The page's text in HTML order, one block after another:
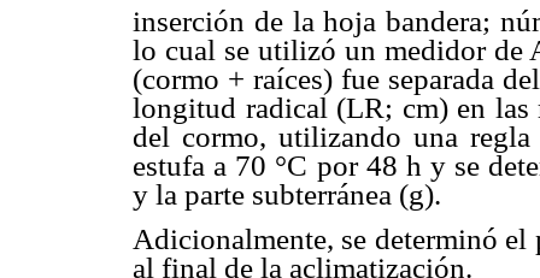
inserción de la hoja bandera;
lo cual se utilizó un medidor de
(cormo + raíces) fue separada
longitud radical (LR; cm) en las
del cormo, utilizando una regla
estufa a 70 °C por 48 h y se
y la parte subterránea (g).
Adicionalmente, se determinó el
al final de la aclimatización.